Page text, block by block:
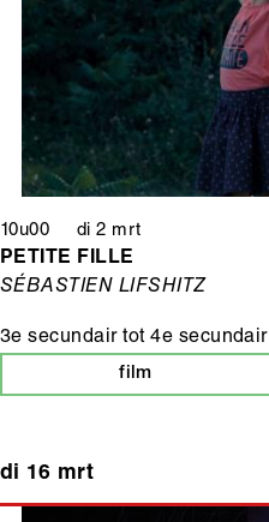
10u00 di 2 mrt
3e secundairtot4e secundair
PETITE FILLE
SÉBASTIEN LIFSHITZ
film
di 16 mrt